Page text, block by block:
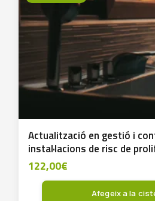
Actualització en gestió i
instal·lacions de risc de
Legionel.la
122,00€
Afegeix a la